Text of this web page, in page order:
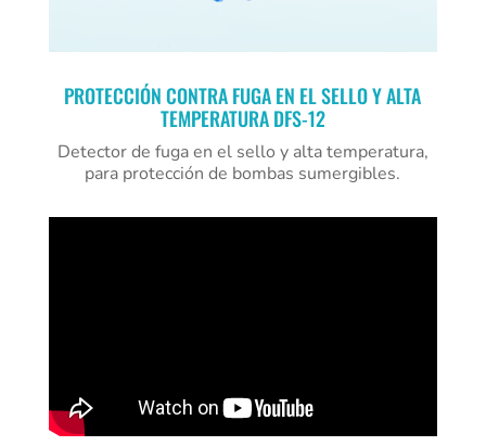
PROTECCIÓN CONTRA FUGA EN EL SELLO Y ALTA
TEMPERATURA DFS-12
Detector de fuga en el sello y alta temperatura,
para protección de bombas sumergibles.